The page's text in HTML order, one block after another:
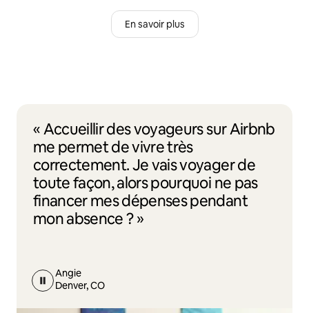
En savoir plus
« Accueillir des voyageurs sur Airbnb
me permet de vivre très
correctement. Je vais voyager de
toute façon, alors pourquoi ne pas
financer mes dépenses pendant
mon absence ? »
Angie
Denver, CO